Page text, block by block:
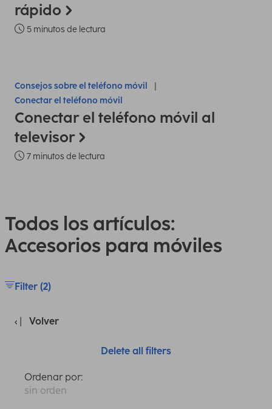
rápido
5 minutos de lectura
Consejos sobre el teléfono móvil
Conectar el teléfono móvil
Conectar el teléfono móvil al
televisor
7 minutos de lectura
Todos los artículos:
Accesorios para móviles
Filter (2)
Volver
Delete all filters
Ordenar por:
sin orden